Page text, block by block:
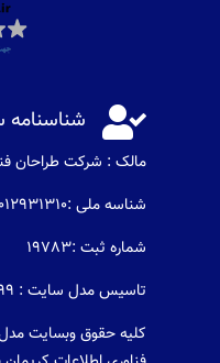

مالک : شرکت طراحان
شناسه ملی :14012931310
شماره ثبت :19783
تاسیس مدل سایت : 1399
کلیه حقوق وبسایت